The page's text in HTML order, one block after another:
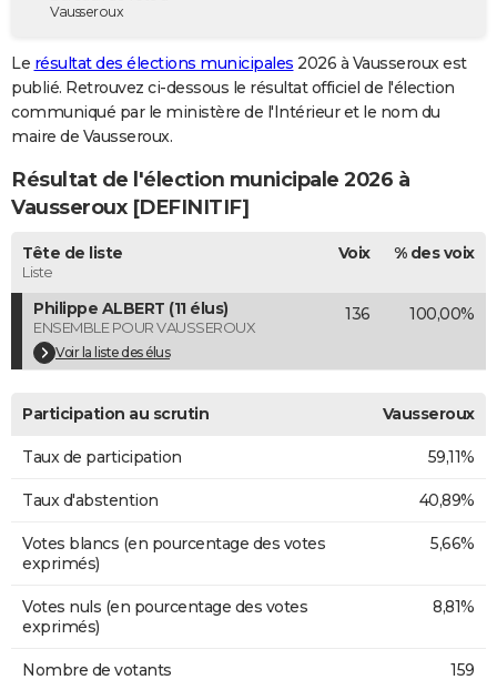
Destinations
City break
Voyage nature
Voyage de noces
Forum
GUIDES D'ACHAT
BONS PLANS
Carte de Noël
Carte Bonne année
Carte Saint-Valentin
Carte Pâques
Carte d'anniversaire
DICTIONNAIRE
Dictionnaire
Biographies
Citations
Expressions
Proverbes
PROGRAMME TV
COPAINS D'AVANT
S'inscrire
Se connecter
Lycées
Collèges
Primaires
Universités
Entreprises
Service militaire
Avis de recherche
AVIS DE DÉCÈS
Bricolage
Television
Vausseroux
Le résultat des élections municipales 2026 à Vausseroux est
publié. Retrouvez ci-dessous le résultat officiel de l'élection
communiqué par le ministère de l'Intérieur et le nom du
maire de Vausseroux.
Résultat de l'élection municipale 2026 à
Vausseroux [DEFINITIF]
Tête de liste
Liste
Voix % des voix
Philippe ALBERT (11 élus)
ENSEMBLE POUR VAUSSEROUX
Voir la liste des élus
136 100,00%
Participation au scrutin Vausseroux
Taux de participation 59,11%
Taux d'abstention 40,89%
Votes blancs (en pourcentage des votes
exprimés)
5,66%
Votes nuls (en pourcentage des votes
exprimés)
8,81%
Nombre de votants 159